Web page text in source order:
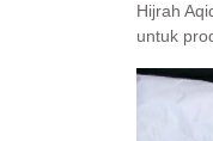
Hijrah
untuk